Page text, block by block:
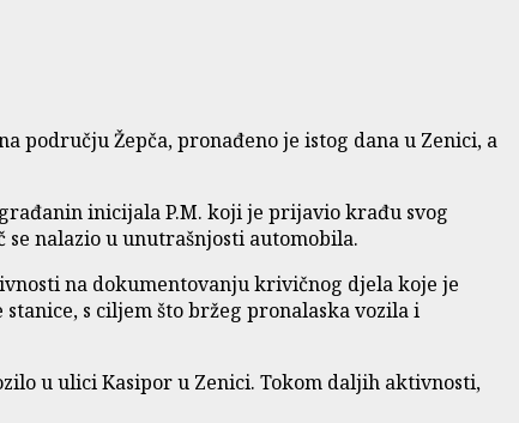
području Žepča, pronađeno je istog dana u Zenici, a
inicijala P.M. koji je prijavio krađu svog
nalazio u unutrašnjosti automobila.
na dokumentovanju krivičnog djela koje je
s ciljem što bržeg pronalaska vozila i
u ulici Kasipor u Zenici. Tokom daljih aktivnosti,